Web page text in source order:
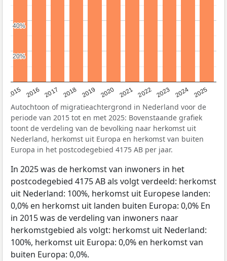
2015 2016 2017 2018 2019 2020 2021 2022 2023 2024 2025
20%
20%
40%
40%
Autochtoon of migratieachtergrond in Nederland voor de
periode van 2015 tot en met 2025: Bovenstaande grafiek
toont de verdeling van de bevolking naar herkomst uit
Nederland, herkomst uit Europa en herkomst van buiten
Europa in het postcodegebied 4175 AB per jaar.
In 2025 was de herkomst van inwoners in het
postcodegebied 4175 AB als volgt verdeeld: herkomst
uit Nederland: 100%, herkomst uit Europese landen:
0,0% en herkomst uit landen buiten Europa: 0,0% En
in 2015 was de verdeling van inwoners naar
herkomstgebied als volgt: herkomst uit Nederland:
100%, herkomst uit Europa: 0,0% en herkomst van
buiten Europa: 0,0%.